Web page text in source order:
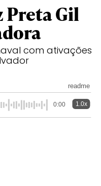
Preta Gil
com ativações
readme
0:00 1.0x